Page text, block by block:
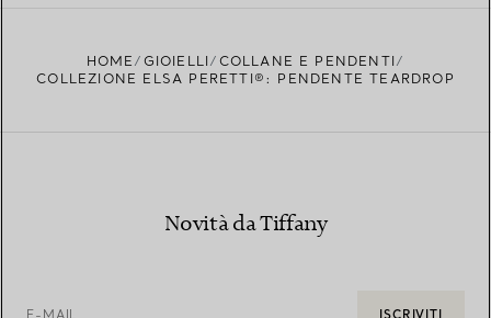
HOME GIOIELLI
COLLANE E PENDENTI
COLLEZIONE ELSA PERETTI®: PENDENTE TEARDROP
Novità da Tiffany
E-MAIL ISCRIVITI